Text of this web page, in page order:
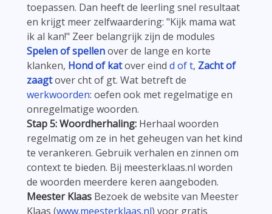
toepassen. Dan heeft de leerling snel resultaat
en krijgt meer zelfwaardering: "Kijk mama wat
ik al kan!" Zeer belangrijk zijn de modules
Spelen of spellenover de lange en korte
klanken, Hond of katover eind d of t, Zacht of
zaagtover cht of gt. Wat betreft de
werkwoorden: oefen ook met regelmatige en
onregelmatige woorden.
Stap 5: Woordherhaling: Herhaal woorden
regelmatig om ze in het geheugen van het kind
te verankeren. Gebruik verhalen en zinnen om
context te bieden. Bij meesterklaas.nl worden
de woorden meerdere keren aangeboden.
Meester Klaas Bezoek de website van Meester
Klaas (www.meesterklaas.nl) voor gratis